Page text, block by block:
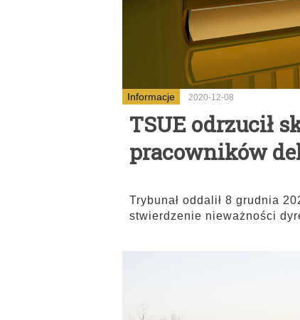
Informacje 2020-12-08
TSUE odrzucił
pracowników
Trybunał oddalił 8 grudnia
stwierdzenie nieważności